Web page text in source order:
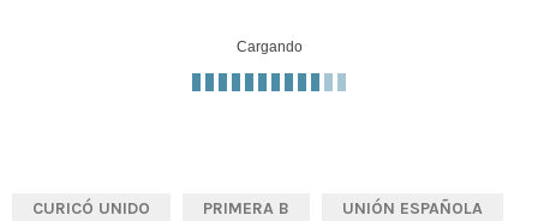
Cargando
CURICÓ UNIDO PRIMERA B UNIÓN ESPAÑOLA